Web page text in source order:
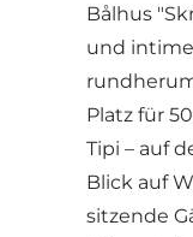
Bålhus
und
Platz für
Tipi – auf
Blick auf
sitzende